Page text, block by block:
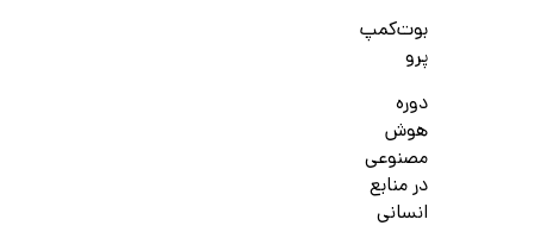
بوت‌کمپ
پرو
دوره
هوش
مصنوعی
در منابع
انسانی